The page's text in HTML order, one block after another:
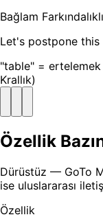
Bağlam
Let's postpone this
"table" =
Krallık)
Özellik
Dürüstüz — GoTo
ise uluslararası
Özellik